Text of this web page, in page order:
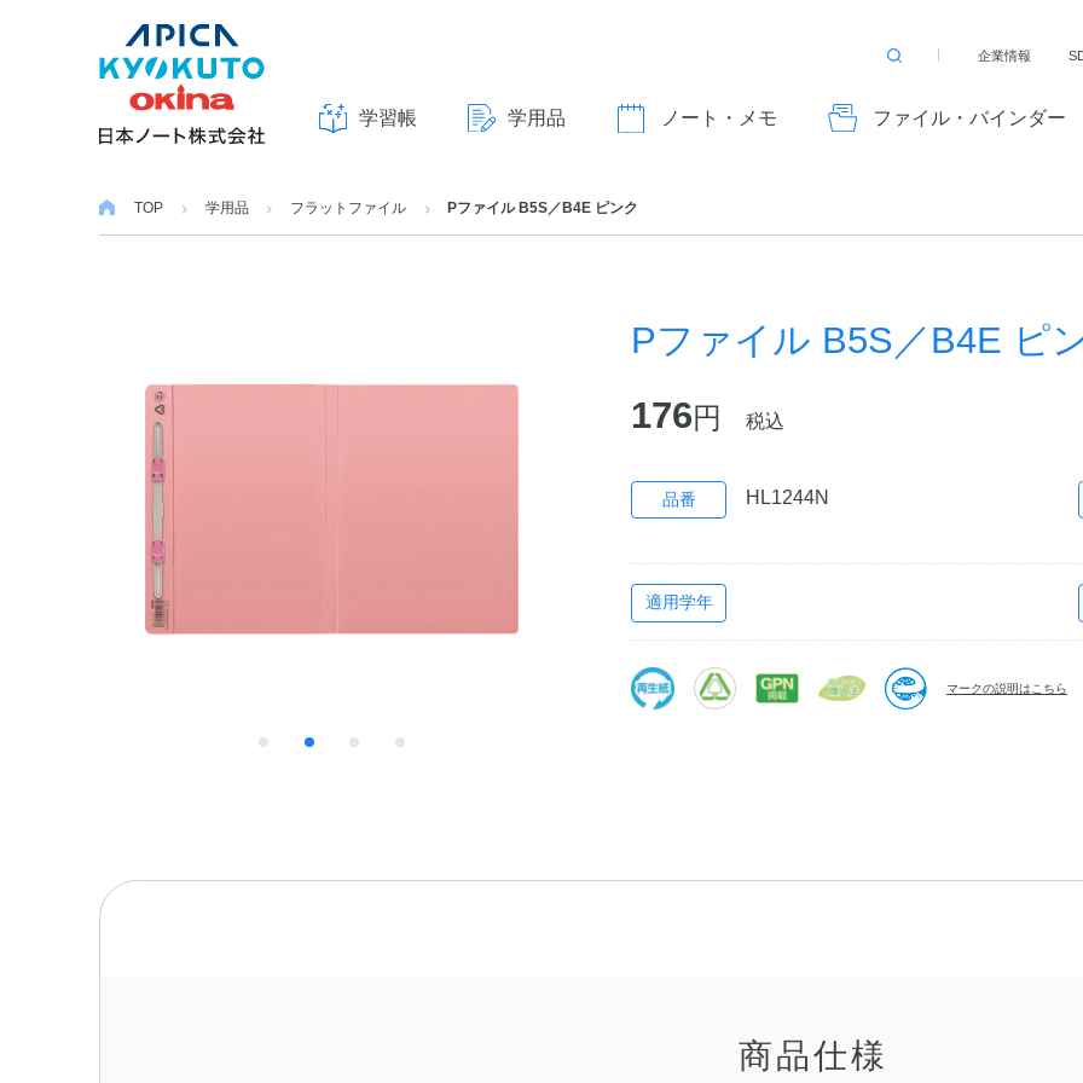
学習帳 学用品 ノート・メモ ファイル・バインダー
検
る
企業情報
TOP 学用品 フラットファイル Pファイル B5S／B4E ピンク
Pファイル B5S／B4E ピ
176円 税込
品番 HL1244N
適用学年
マークの説明はこちら
商品仕様